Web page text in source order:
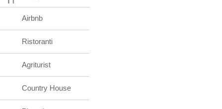
Airbnb
Ristoranti
Agriturist
Country House